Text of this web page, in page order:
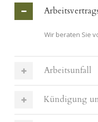
Wir beraten Sie
Arbeitsunfall
Kündigung